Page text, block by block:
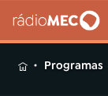
MENUProgramas